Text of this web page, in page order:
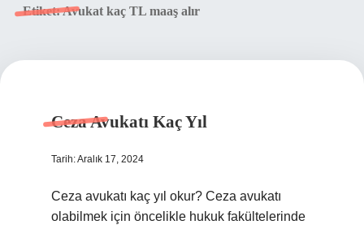
Etiket:Avukat kaç TL maaş alır
Ceza Avukatı Kaç Yıl
Tarih: Aralık 17, 2024
Ceza avukatı kaç yıl okur? Ceza avukatı
olabilmek için öncelikle hukuk fakültelerinde